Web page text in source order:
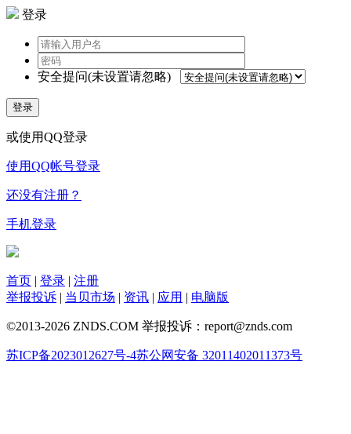
登录
安全提问(未设置请忽略)
登录
或使用QQ登录
使用QQ帐号登录
还没有注册？
手机登录
首页 | 登录 | 注册
举报投诉 | 当贝市场 | 资讯 | 应用 | 电脑版
©2013-2026 ZNDS.COM 举报投诉：report@znds.com
苏ICP备2023012627号-4苏公网安备 32011402011373号